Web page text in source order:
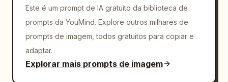
Este é um prompt de IA gratuito da biblioteca de
prompts da YouMind. Explore outros milhares de
prompts de imagem, todos gratuitos para copiar e
adaptar.
Explorar mais prompts de imagem